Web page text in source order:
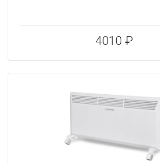
4010 ₽